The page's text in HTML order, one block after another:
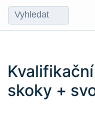
skoky +